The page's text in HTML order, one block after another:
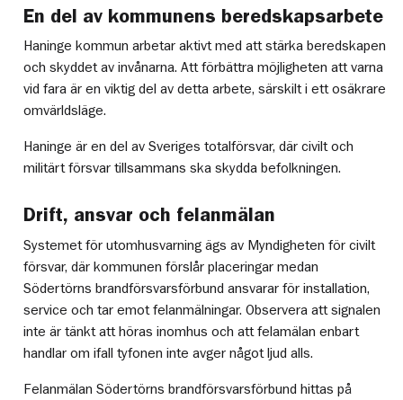
En del av kommunens beredskapsarbete
Haninge kommun arbetar aktivt med att stärka beredskapen
och skyddet av invånarna. Att förbättra möjligheten att varna
vid fara är en viktig del av detta arbete, särskilt i ett osäkrare
omvärldsläge.
Haninge är en del av Sveriges totalförsvar, där civilt och
militärt försvar tillsammans ska skydda befolkningen.
Drift, ansvar och felanmälan
Systemet för utomhusvarning ägs av Myndigheten för civilt
försvar, där kommunen förslår placeringar medan
Södertörns brandförsvarsförbund ansvarar för installation,
service och tar emot felanmälningar. Observera att signalen
inte är tänkt att höras inomhus och att felamälan enbart
handlar om ifall tyfonen inte avger något ljud alls.
Felanmälan Södertörns brandförsvarsförbund hittas på